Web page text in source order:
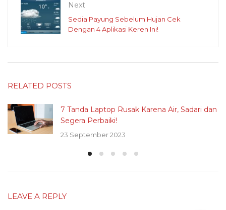
Next
Sedia Payung Sebelum Hujan Cek
Dengan 4 Aplikasi Keren Ini!
RELATED POSTS
7 Tanda Laptop Rusak Karena Air, Sadari dan
Segera Perbaiki!
23 September 2023
LEAVE A REPLY